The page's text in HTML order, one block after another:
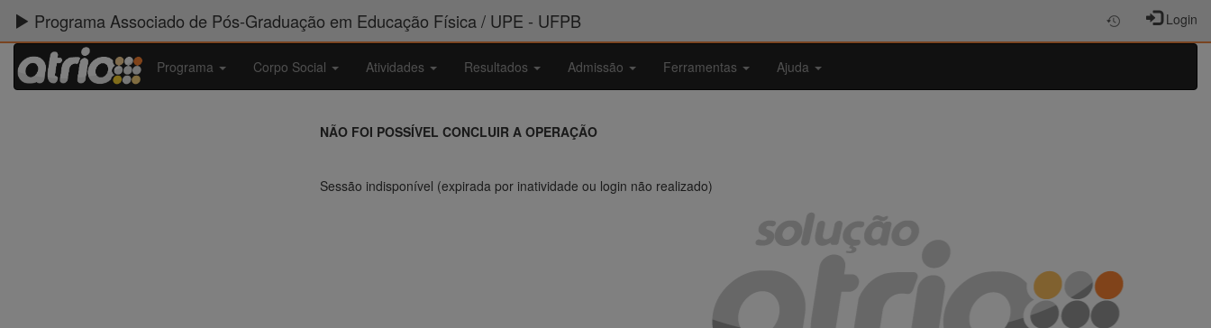
Programa Associado de Pós-Graduação em Educação Física / UPE - UFPB Login
Programa Corpo Social Atividades Resultados Admissão Ferramentas Ajuda
NÃO FOI POSSÍVEL CONCLUIR A OPERAÇÃO
Sessão indisponível (expirada por inatividade ou login não realizado)